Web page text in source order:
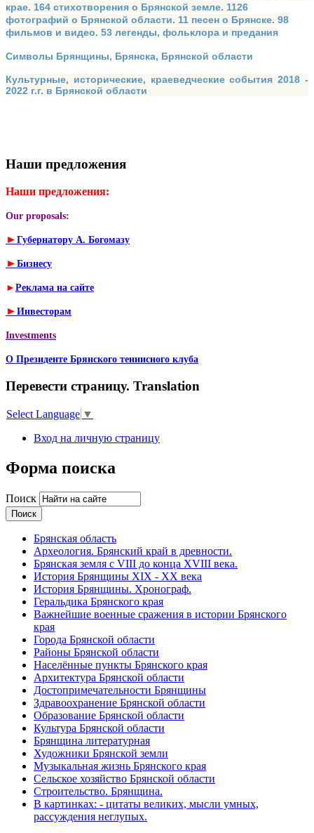
крае. 164 стихотворения о Брянской земле. 1126
фотографий о Брянской области. 11 песен о Брянске. 98
фильмов и видео. 53 легенды, фольклора и предания
Символы Брянщины, Брянска, Брянской области
Культурные, исторические, краеведческие события 2018 -
2022 г.г. в Брянской области
Наши предложения
Наши предложения:
Our proposals:
► Губернатору А. Богомазу
► Бизнесу
► Реклама на сайте
► Инвесторам
Investments
О Президенте Брянского теннисного клуба
Перевести страницу. Translation
Select Language ▼
Вход на личную страницу
Форма поиска
Поиск
Брянская область
Археология. Брянский край в древности.
Брянская земля с VIII до конца XVIII века.
История Брянщины XIX - XX века
История Брянщины. Хронограф.
Геральдика Брянского края
Важнейшие военные сражения в истории Брянского
края
Города Брянской области
Районы Брянской области
Населённые пункты Брянского края
Архитектура Брянской области
Достопримечательности Брянщины
Здравоохранение Брянской области
Образование Брянской области
Культура Брянской области
Брянщина литературная
Художники Брянской земли
Музыкальная жизнь Брянского края
Сельское хозяйство Брянской области
Строительство. Брянщина.
В картинках: - цитаты великих, мысли умных,
рассуждения неглупых.